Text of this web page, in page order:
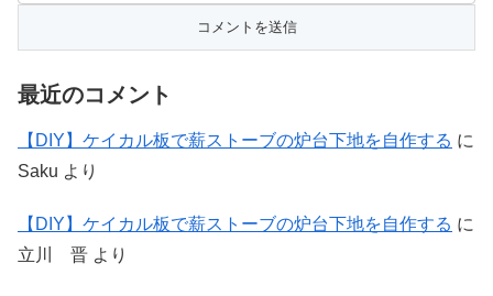
最近のコメント
【DIY】ケイカル板で薪ストーブの炉台下地を自作する に
Saku より
【DIY】ケイカル板で薪ストーブの炉台下地を自作する に
立川 晋 より